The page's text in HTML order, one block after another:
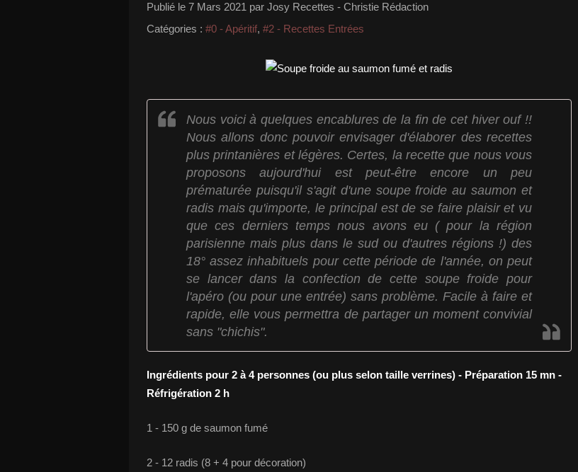
Publié le 7 Mars 2021 par Josy Recettes - Christie Rédaction
Catégories : #0 - Apéritif, #2 - Recettes Entrées
Nous voici à quelques encablures de la fin de cet hiver ouf !!
Nous allons donc pouvoir envisager d'élaborer des recettes
plus printanières et légères. Certes, la recette que nous vous
proposons aujourd'hui est peut-être encore un peu
prématurée puisqu'il s'agit d'une soupe froide au saumon et
radis mais qu'importe, le principal est de se faire plaisir et vu
que ces derniers temps nous avons eu ( pour la région
parisienne mais plus dans le sud ou d'autres régions !) des
18° assez inhabituels pour cette période de l'année, on peut
se lancer dans la confection de cette soupe froide pour
l'apéro (ou pour une entrée) sans problème. Facile à faire et
rapide, elle vous permettra de partager un moment convivial
sans "chichis".
Ingrédients pour 2 à 4 personnes (ou plus selon taille verrines) - Préparation 15 mn -
Réfrigération 2 h
1 - 150 g de saumon fumé
2 - 12 radis (8 + 4 pour décoration)